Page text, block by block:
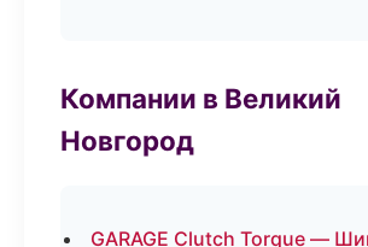
Компании в Великий
Новгород
GARAGE Clutch Torque —